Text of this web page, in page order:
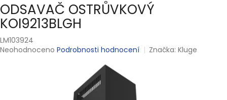
ODSAVAČ OSTRŮVKOVÝ
KOI9213BLGH
LM103924
Průměrné
Neohodnoceno Podrobnosti hodnocení Značka:Kluge